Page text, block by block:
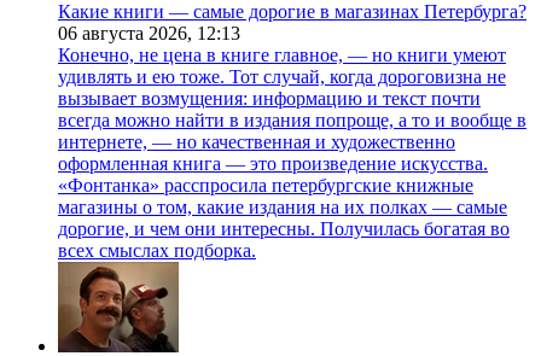
Какие книги — самые дорогие в магазинах Петербурга?
06 августа 2026, 12:13
Конечно, не цена в книге главное, — но книги умеют
удивлять и ею тоже. Тот случай, когда дороговизна не
вызывает возмущения: информацию и текст почти
всегда можно найти в издания попроще, а то и вообще в
интернете, — но качественная и художественно
оформленная книга — это произведение искусства.
«Фонтанка» расспросила петербургские книжные
магазины о том, какие издания на их полках — самые
дорогие, и чем они интересны. Получилась богатая во
всех смыслах подборка.